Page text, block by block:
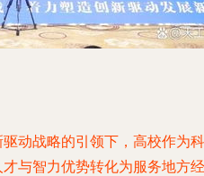
动战略的引领下，高校作为科
与智力优势转化为服务地方经